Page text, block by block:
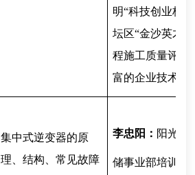
明“科技创业杯”
坛区“金沙英才
程施工质量评定
富的企业技术研
集中式逆变器的原
理、结构、常见故障
李忠阳： 阳光电
储事业部培训发